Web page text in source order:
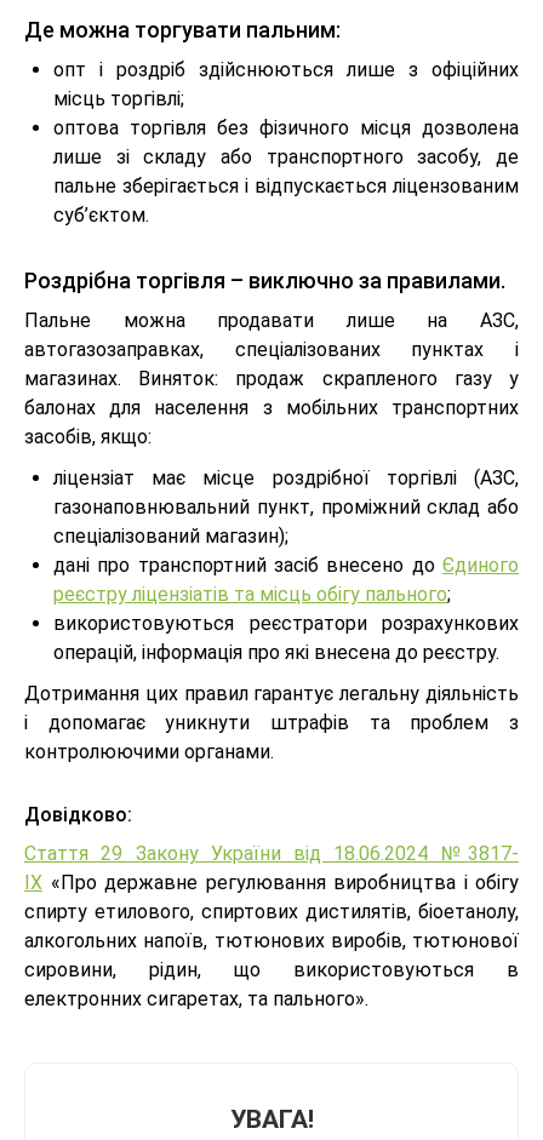
Де можна торгувати пальним:
опт і роздріб здійснюються лише з офіційних
місць торгівлі;
оптова торгівля без фізичного місця дозволена
лише зі складу або транспортного засобу, де
пальне зберігається і відпускається ліцензованим
суб’єктом.
Роздрібна торгівля – виключно за правилами.
Пальне можна продавати лише на АЗС,
автогазозаправках, спеціалізованих пунктах і
магазинах. Виняток: продаж скрапленого газу у
балонах для населення з мобільних транспортних
засобів, якщо:
ліцензіат має місце роздрібної торгівлі (АЗС,
газонаповнювальний пункт, проміжний склад або
спеціалізований магазин);
дані про транспортний засіб внесено до Єдиного
реєстру ліцензіатів та місць обігу пального;
використовуються реєстратори розрахункових
операцій, інформація про які внесена до реєстру.
Дотримання цих правил гарантує легальну діяльність
і допомагає уникнути штрафів та проблем з
контролюючими органами.
Довідково:
Стаття 29 Закону України від 18.06.2024 №3817-
IX «Про державне регулювання виробництва і обігу
спирту етилового, спиртових дистилятів, біоетанолу,
алкогольних напоїв, тютюнових виробів, тютюнової
сировини, рідин, що використовуються в
електронних сигаретах, та пального».
УВАГА!